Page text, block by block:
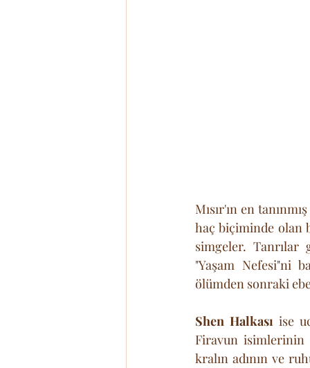
Mısır'ın en
haç biçiminde olan
simgeler. Tanrılar
"Yaşam Nefesi"ni
ölümden sonraki
Shen Halkası ise
Firavun isimlerinin
kralın adının ve